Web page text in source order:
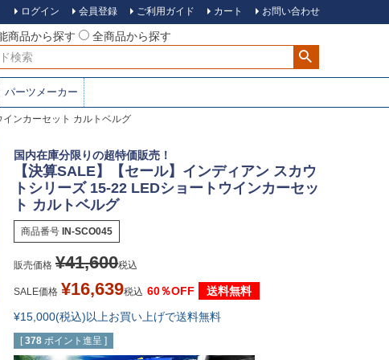
ログイン 会員登録 ご利用ガイド カート お問い合わせ
商品から探す
全商品から探す
パーツメーカー
ンカーセット カルトベルグ
国内在庫分限りの超特価販売！
【決算SALE】【セール】インディアン スカウ
トシリーズ 15-22 LEDショートウインカーセッ
ト カルトベルグ
商品番号 IN-SCO045
販売価格 ¥41,600税込
SALE価格 ¥16,639税込 60％OFF
送料無料
¥15,000(税込)以上お買い上げで送料無料
[ 378 ポイント進呈 ]